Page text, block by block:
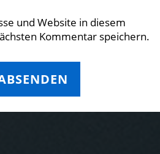
und Website in diesem
Kommentar speichern.